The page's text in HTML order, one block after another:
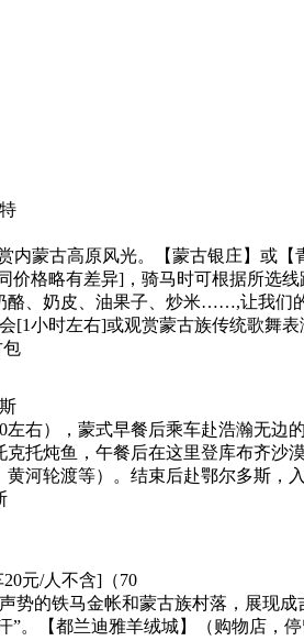
蒙古高原风光。【蒙古银庄】或
格略有差异]，骑马时可根据所选
、奶皮、油果子、炒米……,让我
[1小时左右]或观赏蒙古族传统歌舞
），蒙式早餐后乘车赴浩瀚无边
炖鱼，午餐后在这里登库布齐沙
河轮渡等）。结束后赴鄂尔多斯，
元/人不含]（70
的铁马金帐和蒙古族村落，展现
”。【都兰迪雅羊绒城】（购物店